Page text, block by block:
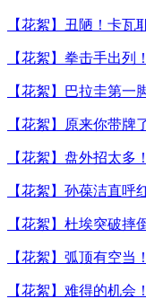
【花絮】丑陋！卡瓦
【花絮】拳击手出
【花絮】巴拉圭第
【花絮】原来你带
【花絮】盘外招太
【花絮】孙葆洁直呼
【花絮】杜埃突破
【花絮】弧顶有空当
【花絮】难得的机会